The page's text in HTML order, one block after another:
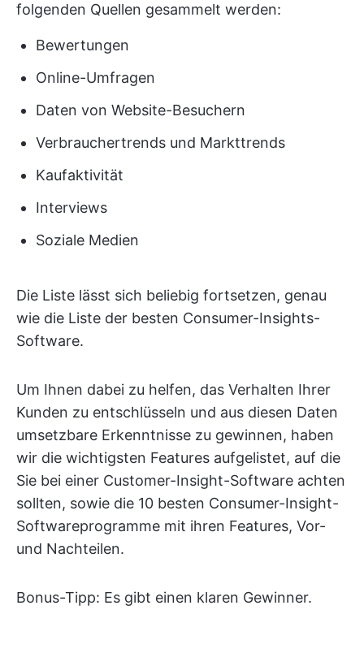
folgenden Quellen gesammelt werden:
Bewertungen
Online-Umfragen
Daten von Website-Besuchern
Verbrauchertrends und Markttrends
Kaufaktivität
Interviews
Soziale Medien
Die Liste lässt sich beliebig fortsetzen, genau
wie die Liste der besten Consumer-Insights-
Software.
Um Ihnen dabei zu helfen, das Verhalten Ihrer
Kunden zu entschlüsseln und aus diesen Daten
umsetzbare Erkenntnisse zu gewinnen, haben
wir die wichtigsten Features aufgelistet, auf die
Sie bei einer Customer-Insight-Software achten
sollten, sowie die 10 besten Consumer-Insight-
Softwareprogramme mit ihren Features, Vor-
und Nachteilen.
Bonus-Tipp: Es gibt einen klaren Gewinner.